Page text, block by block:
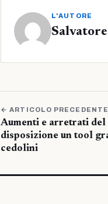
L'AUTORE
← ARTICOLO PRECEDENTE
Aumenti e arretrati del
disposizione un tool
cedolini